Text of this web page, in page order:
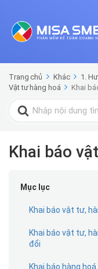
Trang chủ Khác 1.
Vật tư hàng hoá
Khai
Search
for:
Khai báo
Mục lục
Khai báo vật tư,
Khai báo vật tư,
đổi
Khai báo hàng